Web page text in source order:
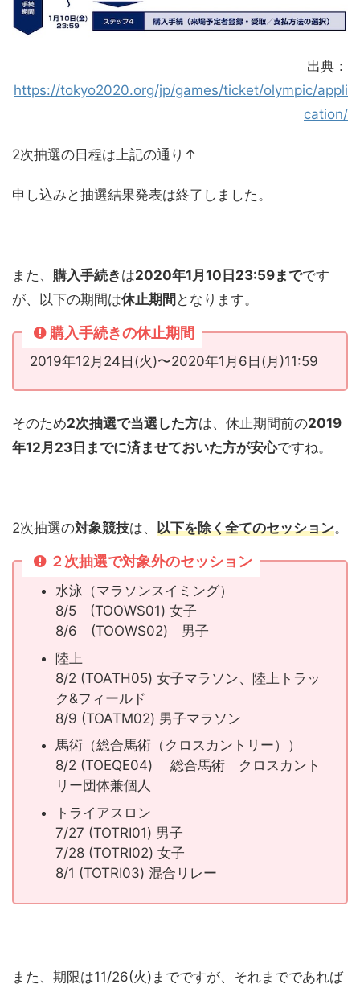
出典：
https://tokyo2020.org/jp/games/ticket/olympic/appli
cation/
2次抽選の日程は上記の通り↑
申し込みと抽選結果発表は終了しました。
また、 購入手続き は2020年1月10日23:59までです
が、以下の期間は休止期間 となります。
購入手続きの休止期間
2019年12月24日(火)〜2020年1月6日(月)11:59
そのため2次抽選で当選した方は、休止期間前の2019
年12月23日までに済ませておいた方が安心ですね。
2次抽選の対象競技は、 以下を除く全てのセッション。
２次抽選で対象外のセッション
水泳（マラソンスイミング）
8/5 (TOOWS01) 女子
8/6 (TOOWS02) 男子
陸上
8/2 (TOATH05) 女子マラソン、陸上トラッ
ク&フィールド
8/9 (TOATM02) 男子マラソン
馬術（総合馬術（クロスカントリー））
8/2 (TOEQE04) 総合馬術 クロスカント
リー団体兼個人
トライアスロン
7/27 (TOTRI01) 男子
7/28 (TOTRI02) 女子
8/1 (TOTRI03) 混合リレー
また、期限は11/26(火)までですが、それまでであれば